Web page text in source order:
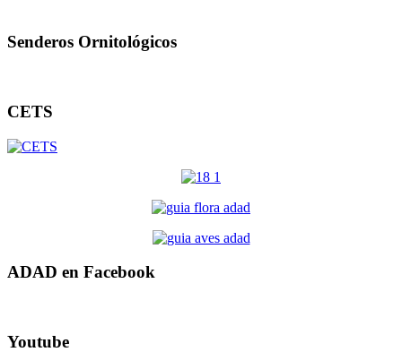
Senderos Ornitológicos
CETS
ADAD en Facebook
Youtube